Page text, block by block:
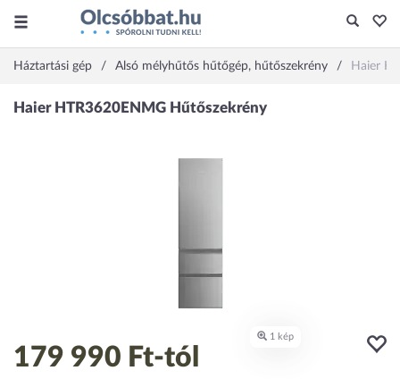
Háztartási gép Alsó mélyhűtős hűtőgép, hűtőszekrény Haier
179 990 Ft-tól